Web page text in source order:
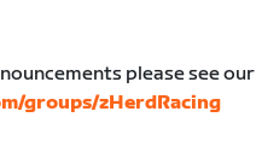
please see our
groups/zHerdRacing